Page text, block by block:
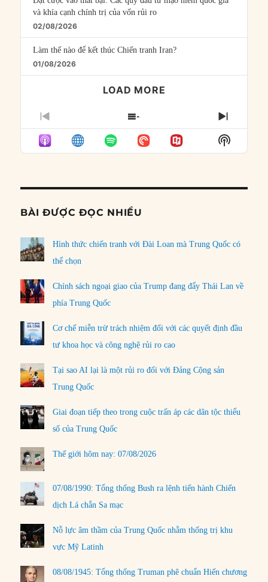
và khía cạnh chính trị của vốn rủi ro
02/08/2026
Làm thế nào để kết thúc Chiến tranh Iran?
01/08/2026
LOAD MORE
PREVIOUS
EPISODE
SHOW
EPISODES
LIST
NEXT
Show
Podcast
BÀI ĐƯỢC ĐỌC NHIỀU
Hình thức chiến tranh với Đài Loan mà Trung Quốc có
thể chọn
Chính sách ngoại giao của Trump đang đẩy Thái Lan về
phía Trung Quốc
Cơ chế miễn trừ trách nhiệm đối với các quyết định đầu
tư khoa học và công nghệ rủi ro cao
Tại sao AI lại là một rủi ro đối với Đảng Cộng sản
Trung Quốc
Giai đoạn tiếp theo trong cuộc trấn áp các dân tộc thiểu
số của Trung Quốc
Thế giới hôm nay: 07/08/2026
07/08/1990: Tổng thống Bush ra lệnh tiến hành Chiến
dịch Lá chắn Sa mạc
Nỗ lực âm thầm của Trung Quốc nhằm thống trị khu
vực Mỹ Latinh
08/08/1945: Tổng thống Truman phê chuẩn Hiến chương